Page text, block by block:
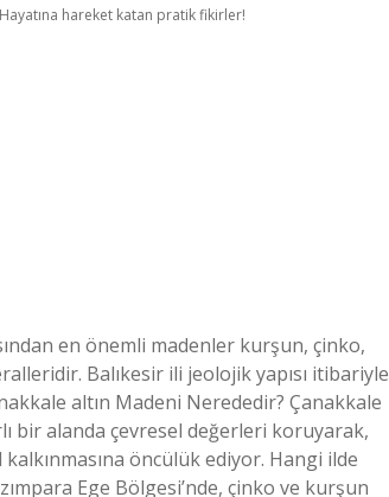
Hayatına hareket katan pratik fikirler!
en önemli madenler kurşun, çinko,
Balıkesir ili jeolojik yapısı itibariyle
altın Madeni Nerededir? Çanakkale
bir alanda çevresel değerleri koruyarak,
öncülük ediyor. Hangi ilde
Ege Bölgesi’nde, çinko ve kurşun